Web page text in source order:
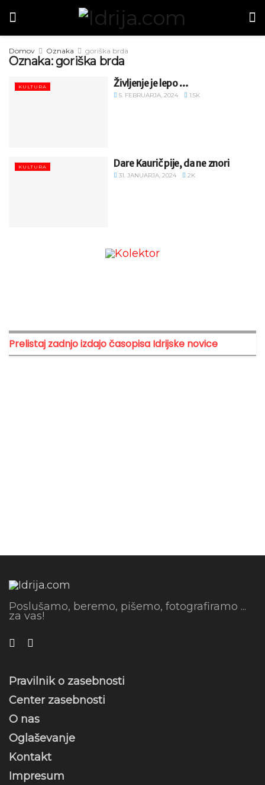
Domov Oznaka goriška brda
Oznaka:goriška brda
KULTURA Življenje je lepo …
5. FEBRUARJA, 2024 1.5K
KULTURA Dare Kaurič pije, da ne znori
31. JANUARJA, 2024 2K
Prelistaj zadnjo izdajo časopisa Idrijske novice
Poslušamo, beremo, pišemo, fotografiramo ...
za vas!
Pravilnik o zasebnosti
Center zasebnosti
O nas
Oglaševanje
Kontakt
Impresum